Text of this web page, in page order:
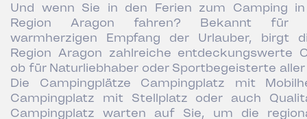
Und wenn Sie in den Ferien zum Camping
Region Aragon fahren? Bekannt für
warmherzigen Empfang der Urlauber, birgt
Region Aragon zahlreiche entdeckungswerte
ob für Naturliebhaber oder Sportbegeisterte
Die Campingplätze Campingplatz mit
Campingplatz mit Stellplatz oder auch
Campingplatz warten auf Sie, um die